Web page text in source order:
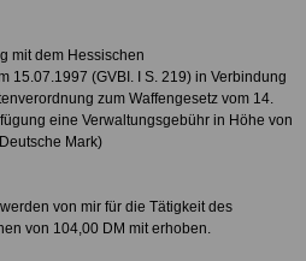
mit dem Hessischen
15.07.1997 (GVBI. I S. 219) in Verbindung
zum Waffengesetz vom 14.
eine Verwaltungsgebühr in Höhe von
Mark)
von mir für die Tätigkeit des
von 104,00 DM mit erhoben.